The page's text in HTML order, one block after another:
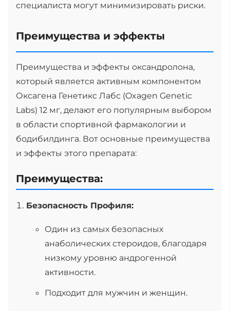
специалиста могут минимизировать риски.
Преимущества и эффекты
Преимущества и эффекты оксандролона,
который является активным компонентом
Оксагена Генетикс Лабс (Oxagen Genetic
Labs) 12 мг, делают его популярным выбором
в области спортивной фармакологии и
бодибилдинга. Вот основные преимущества
и эффекты этого препарата:
Преимущества:
Безопасность Профиля:
Один из самых безопасных
анаболических стероидов, благодаря
низкому уровню андрогенной
активности.
Подходит для мужчин и женщин.